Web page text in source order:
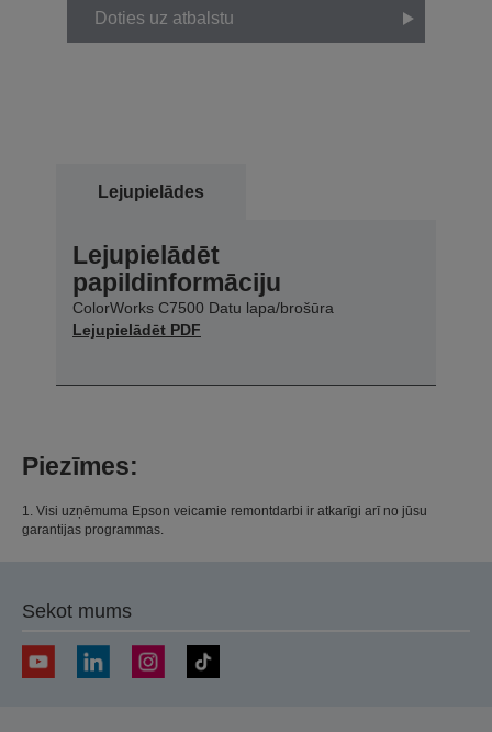
Doties uz atbalstu
Lejupielādes
Lejupielādēt
papildinformāciju
ColorWorks C7500 Datu lapa/brošūra
Lejupielādēt PDF
Piezīmes:
1. Visi uzņēmuma Epson veicamie remontdarbi ir atkarīgi arī no jūsu
garantijas programmas.
Sekot mums